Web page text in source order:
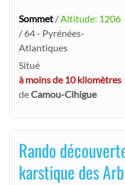
Sommet /Altitude: 1206
/ 64 - Pyrénées-
Atlantiques
Situé
à moins de 10 kilomètres
deCamou-Cihigue
Rando
karstique des